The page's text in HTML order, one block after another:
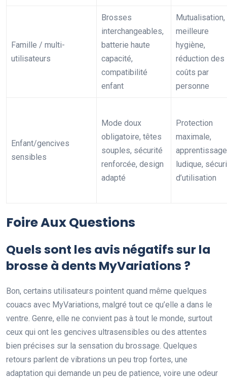
Famille / multi-
utilisateurs
Brosses
interchangeables,
batterie haute
capacité,
compatibilité
enfant
Mutualisation,
meilleure
hygiène,
réduction des
coûts par
personne
Enfant/gencives
sensibles
Mode doux
obligatoire, têtes
souples, sécurité
renforcée, design
adapté
Protection
maximale,
apprentissage
ludique,
d’utilisation
Foire Aux Questions
Quels sont les avis négatifs sur la
brosse à dents MyVariations ?
Bon, certains utilisateurs pointent quand même quelques
couacs avec MyVariations, malgré tout ce qu’elle a dans le
ventre. Genre, elle ne convient pas à tout le monde, surtout
ceux qui ont les gencives ultrasensibles ou des attentes
bien précises sur la sensation du brossage. Quelques
retours parlent de vibrations un peu trop fortes, une
adaptation qui demande un peu de patience, voire une odeur